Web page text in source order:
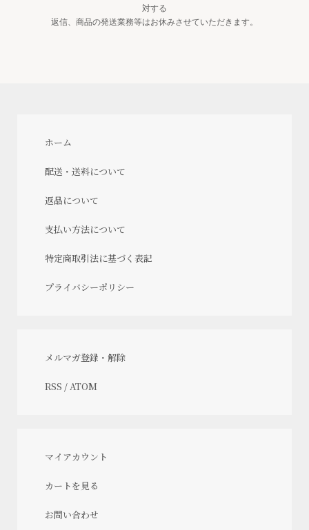
対する
返信、商品の発送業務等はお休みさせていただきます。
ホーム
配送・送料について
返品について
支払い方法について
特定商取引法に基づく表記
プライバシーポリシー
メルマガ登録・解除
RSS / ATOM
マイアカウント
カートを見る
お問い合わせ